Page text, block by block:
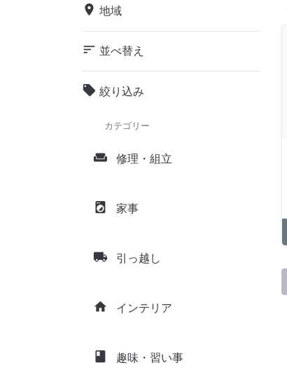
place 地域
sort 並べ替え
local_offer 絞り込み
カテゴリー
weekend 修理・組立
local_laundry_service 家事
local_shipping 引っ越し
home インテリア
class 趣味・習い事